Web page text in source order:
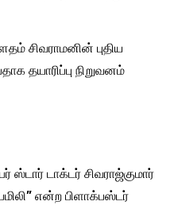
சிவராமனின் புதிய
தயாரிப்பு நிறுவனம்
ஸ்டார் டாக்டர் சிவராஜ்குமார்
என்ற பிளாக்பஸ்டர்